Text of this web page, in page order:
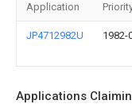
Application
JP4712982U 1982-
Applications